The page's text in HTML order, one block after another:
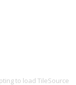
to load TileSource